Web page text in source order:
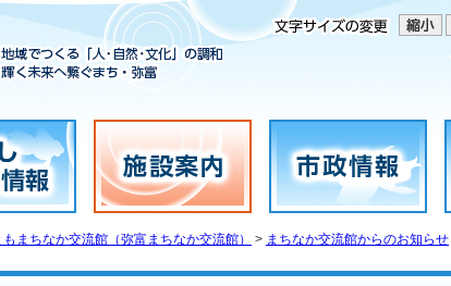
まちなか交流館（弥富まちなか交流館） > まちなか交流館からのお知らせ